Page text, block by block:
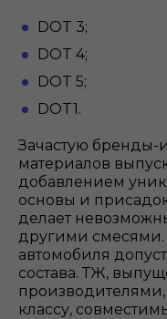
DOT 3;
DOT 4;
DOT 5;
DOT1.
Зачастую бренды-
материалов
добавлением
основы и
делает
другими смесями.
автомобиля
состава. ТЖ,
классу,